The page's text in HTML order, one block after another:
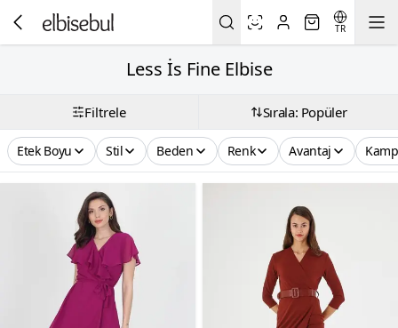
TR
Less İs Fine Elbise
Filtrele Sırala: Popüler
Etek Boyu Stil Beden Renk Avantaj